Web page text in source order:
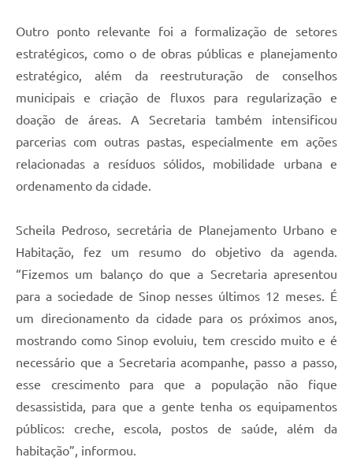
Outro ponto relevante foi a formalização de setores
estratégicos, como o de obras públicas e planejamento
estratégico, além da reestruturação de conselhos
municipais e criação de fluxos para regularização e
doação de áreas. A Secretaria também intensificou
parcerias com outras pastas, especialmente em ações
relacionadas a resíduos sólidos, mobilidade urbana e
ordenamento da cidade.
Scheila Pedroso, secretária de Planejamento Urbano e
Habitação, fez um resumo do objetivo da agenda.
“Fizemos um balanço do que a Secretaria apresentou
para a sociedade de Sinop nesses últimos 12 meses. É
um direcionamento da cidade para os próximos anos,
mostrando como Sinop evoluiu, tem crescido muito e é
necessário que a Secretaria acompanhe, passo a passo,
esse crescimento para que a população não fique
desassistida, para que a gente tenha os equipamentos
públicos: creche, escola, postos de saúde, além da
habitação”, informou.